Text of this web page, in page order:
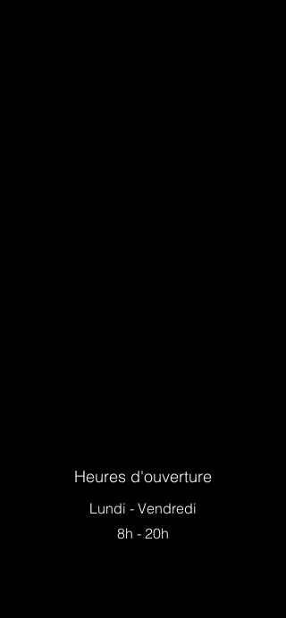
Heures d'ouverture
Lundi - Vendredi
8h - 20h